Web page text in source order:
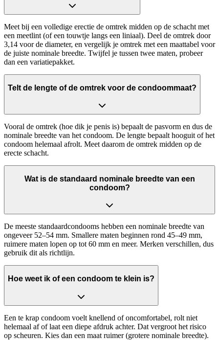
Meet bij een volledige erectie de omtrek midden op de schacht met
een meetlint (of een touwtje langs een liniaal). Deel de omtrek door
3,14 voor de diameter, en vergelijk je omtrek met een maattabel voor
de juiste nominale breedte. Twijfel je tussen twee maten, probeer
dan een variatiepakket.
Telt de lengte of de omtrek voor de condoommaat?
Vooral de omtrek (hoe dik je penis is) bepaalt de pasvorm en dus de
nominale breedte van het condoom. De lengte bepaalt hooguit of het
condoom helemaal afrolt. Meet daarom de omtrek midden op de
erecte schacht.
Wat is de standaard nominale breedte van een
condoom?
De meeste standaardcondooms hebben een nominale breedte van
ongeveer 52–54 mm. Smallere maten beginnen rond 45–49 mm,
ruimere maten lopen op tot 60 mm en meer. Merken verschillen, dus
gebruik dit als richtlijn.
Hoe weet ik of een condoom te klein is?
Een te krap condoom voelt knellend of oncomfortabel, rolt niet
helemaal af of laat een diepe afdruk achter. Dat vergroot het risico
op scheuren. Kies dan een maat ruimer (grotere nominale breedte).